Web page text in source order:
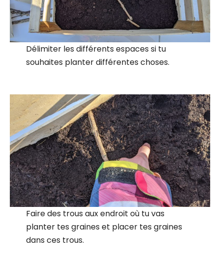
Délimiter les différents espaces si tu
souhaites planter différentes choses.
Faire des trous aux endroit où tu vas
planter tes graines et placer tes graines
dans ces trous.